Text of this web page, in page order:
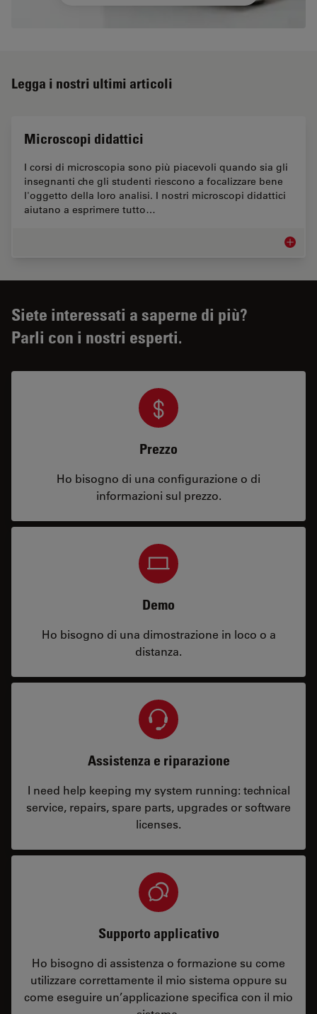
Legga i nostri ultimi articoli
Microscopi didattici
I corsi di microscopia sono più piacevoli quando sia gli
insegnanti che gli studenti riescono a focalizzare bene
l'oggetto della loro analisi. I nostri microscopi didattici
aiutano a esprimere tutto…
Siete interessati a saperne di più?
Parli con i nostri esperti.
Prezzo
Ho bisogno di una configurazione o di
informazioni sul prezzo.
Demo
Ho bisogno di una dimostrazione in loco o a
distanza.
Assistenza e riparazione
I need help keeping my system running: technical
service, repairs, spare parts, upgrades or software
licenses.
Supporto applicativo
Ho bisogno di assistenza o formazione su come
utilizzare correttamente il mio sistema oppure su
come eseguire un’applicazione specifica con il mio